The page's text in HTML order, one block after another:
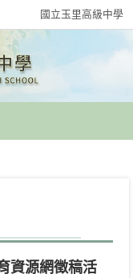
國立玉里高級中學
資源網徵稿活